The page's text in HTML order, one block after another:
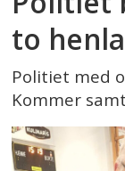
to
Politiet med
Kommer